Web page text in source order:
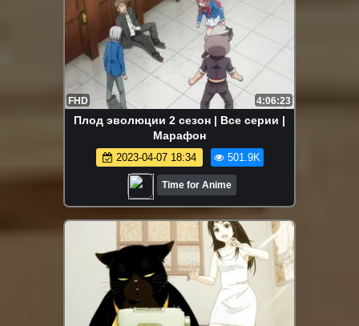
FHD 4:06:23
Плод эволюции 2 сезон | Все серии |
Марафон
2023-04-07 18:34 501.9K
Time for Anime